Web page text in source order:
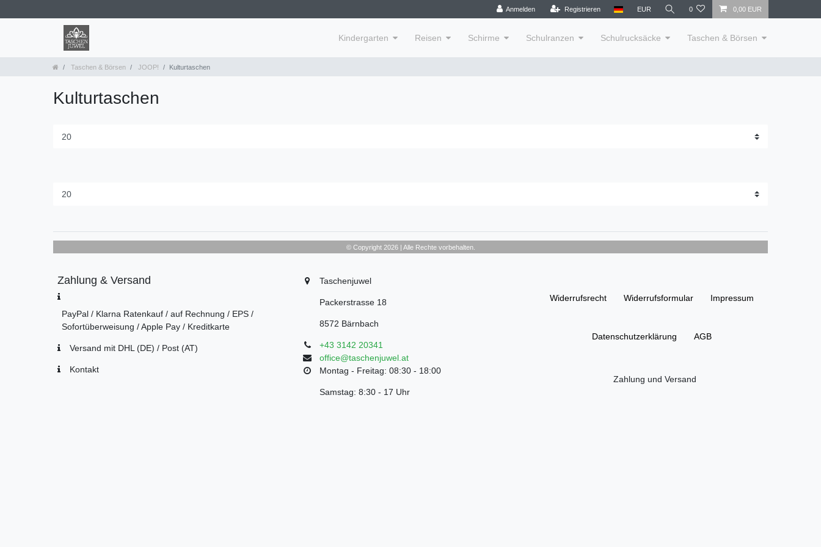
Anmelden Registrieren EUR 0 0,00 EUR
Kindergarten Reisen Schirme Schulranzen Schulrucksäcke Taschen & Börsen
Taschen & Börsen JOOP! Kulturtaschen
Kulturtaschen
© Copyright 2026 | Alle Rechte vorbehalten.
Zahlung & Versand
PayPal / Klarna Ratenkauf / auf Rechnung / EPS /
Sofortüberweisung / Apple Pay / Kreditkarte
Versand mit DHL (DE) / Post (AT)
Kontakt
Taschenjuwel
Packerstrasse 18
8572 Bärnbach
+43 3142 20341
office@taschenjuwel.at
Montag - Freitag: 08:30 - 18:00
Samstag: 8:30 - 17 Uhr
Widerrufs­recht Widerrufs­formular Impressum
Daten­schutz­erklärung AGB
Zahlung und Versand